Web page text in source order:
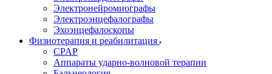
Электронейромиографы
Электроэнцефалографы
Эхоэнцефалоскопы
Физиотерапия и реабилитация
CPAP
Аппараты ударно-волновой терапии